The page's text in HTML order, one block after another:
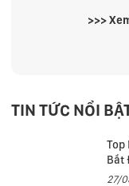
>>>
TIN TỨC NỔI
Top
Bắt
27/